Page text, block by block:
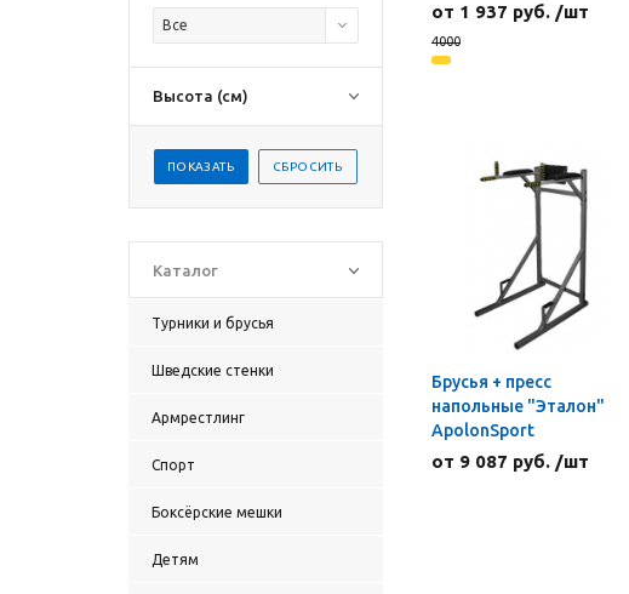
Все
Высота (см)
Каталог
Турники и брусья
Шведские стенки
Армрестлинг
Спорт
Боксёрские мешки
Детям
от 1 937 руб. /шт
4000
Брусья + пресс
напольные "Эталон"
ApolonSport
от 9 087 руб. /шт